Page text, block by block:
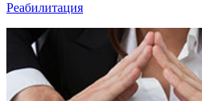
Реабилитация